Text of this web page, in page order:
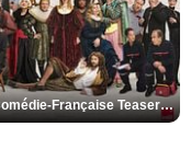
De la Comédie-Française Teaser VF